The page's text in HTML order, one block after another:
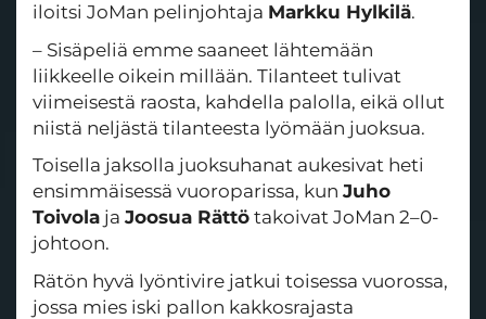
iloitsi JoMan pelinjohtaja Markku Hylkilä.
– Sisäpeliä emme saaneet lähtemään
liikkeelle oikein millään. Tilanteet tulivat
viimeisestä raosta, kahdella palolla, eikä ollut
niistä neljästä tilanteesta lyömään juoksua.
Toisella jaksolla juoksuhanat aukesivat heti
ensimmäisessä vuoroparissa, kun Juho
Toivola ja Joosua Rättö takoivat JoMan 2–0-
johtoon.
Rätön hyvä lyöntivire jatkui toisessa vuorossa,
jossa mies iski pallon kakkosrajasta